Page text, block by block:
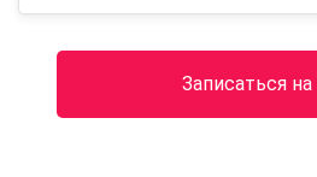
Записаться на